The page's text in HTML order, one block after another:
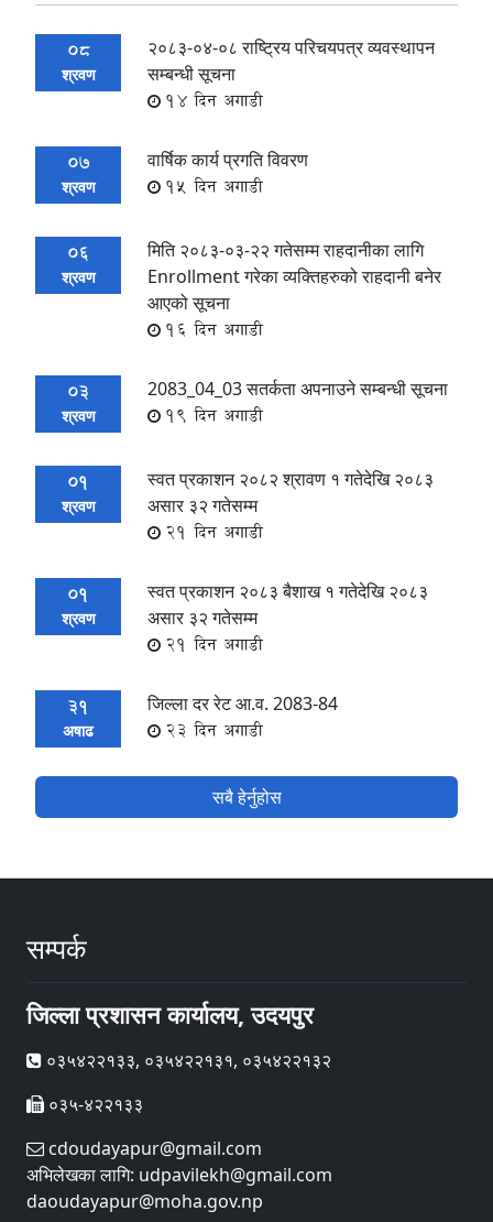
08
श्रवण
२०८३-०४-०८ राष्ट्रिय परिचयपत्र व्यवस्थापन
सम्बन्धी सूचना
14 दिन अगाडी
07
श्रवण
वार्षिक कार्य प्रगति विवरण
15 दिन अगाडी
06
श्रवण
मिति २०८३-०३-२२ गतेसम्म राहदानीका लागि
Enrollment गरेका व्यक्तिहरुको राहदानी बनेर
आएको सूचना
16 दिन अगाडी
03
श्रवण
2083_04_03 सतर्कता अपनाउने सम्बन्धी सूचना
19 दिन अगाडी
01
श्रवण
स्वत प्रकाशन २०८२ श्रावण १ गतेदेखि २०८३
असार ३२ गतेसम्म
21 दिन अगाडी
01
श्रवण
स्वत प्रकाशन २०८३ बैशाख १ गतेदेखि २०८३
असार ३२ गतेसम्म
21 दिन अगाडी
31
अषाढ
जिल्ला दर रेट आ.व. 2083-84
23 दिन अगाडी
सबै हेर्नुहोस
सम्पर्क
जिल्ला प्रशासन कार्यालय, उदयपुर
०३५४२२१३३, ०३५४२२१३१, ०३५४२२१३२
०३५-४२२१३३
cdoudayapur@gmail.com
अभिलेखका लागि: udpavilekh@gmail.com
daoudayapur@moha.gov.np